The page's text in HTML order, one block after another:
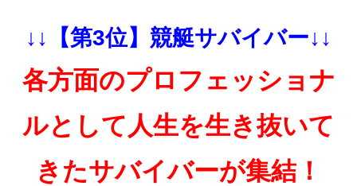
↓↓【第3位】競艇サバイバー↓↓
各方面のプロフェッショナ
ルとして人生を生き抜いて
きたサバイバーが集結！